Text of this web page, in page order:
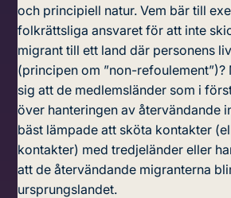
och principiell natur. Vem bär till
folkrättsliga ansvaret för att inte
migrant till ett land där personens
(principen om ”non-refoulement”)?
sig att de medlemsländer som i
över hanteringen av återvändande
bäst lämpade att sköta kontakter
kontakter) med tredjeländer eller
att de återvändande migranterna
ursprungslandet.